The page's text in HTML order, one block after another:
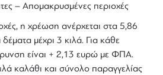
– Απομακρυσμένες περιοχές
η χρέωση ανέρχεται στα 5,86
μέχρι 3 κιλά. Για κάθε
είναι + 2,13 ευρώ με ΦΠΑ.
καλάθι και σύνολο παραγγελίας